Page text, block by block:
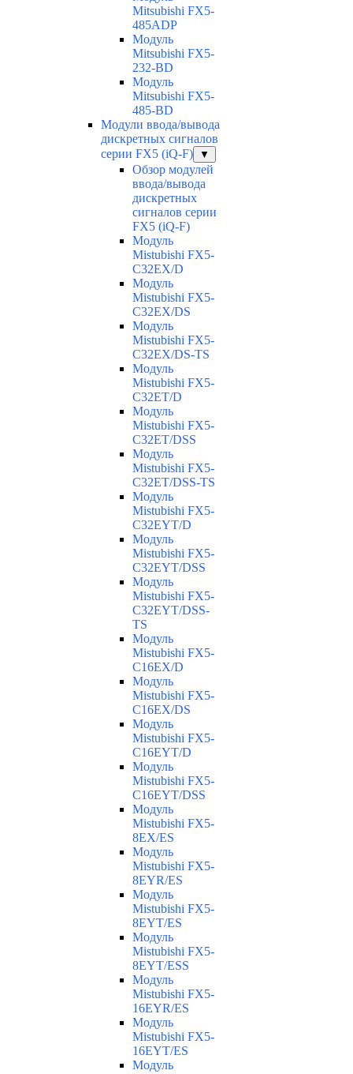
Mitsubishi FX5-
485ADP
Модуль
Mitsubishi FX5-
232-BD
Модуль
Mitsubishi FX5-
485-BD
Модули ввода/вывода
дискретных сигналов
серии FX5 (iQ-F)
▼
Обзор модулей
ввода/вывода
дискретных
сигналов серии
FX5 (iQ-F)
Модуль
Mistubishi FX5-
C32EX/D
Модуль
Mistubishi FX5-
C32EX/DS
Модуль
Mistubishi FX5-
C32EX/DS-TS
Модуль
Mistubishi FX5-
C32ET/D
Модуль
Mistubishi FX5-
C32ET/DSS
Модуль
Mistubishi FX5-
C32ET/DSS-TS
Модуль
Mistubishi FX5-
C32EYT/D
Модуль
Mistubishi FX5-
C32EYT/DSS
Модуль
Mistubishi FX5-
C32EYT/DSS-
TS
Модуль
Mistubishi FX5-
C16EX/D
Модуль
Mistubishi FX5-
C16EX/DS
Модуль
Mistubishi FX5-
C16EYT/D
Модуль
Mistubishi FX5-
C16EYT/DSS
Модуль
Mistubishi FX5-
8EX/ES
Модуль
Mistubishi FX5-
8EYR/ES
Модуль
Mistubishi FX5-
8EYT/ES
Модуль
Mistubishi FX5-
8EYT/ESS
Модуль
Mistubishi FX5-
16EYR/ES
Модуль
Mistubishi FX5-
16EYT/ES
Модуль